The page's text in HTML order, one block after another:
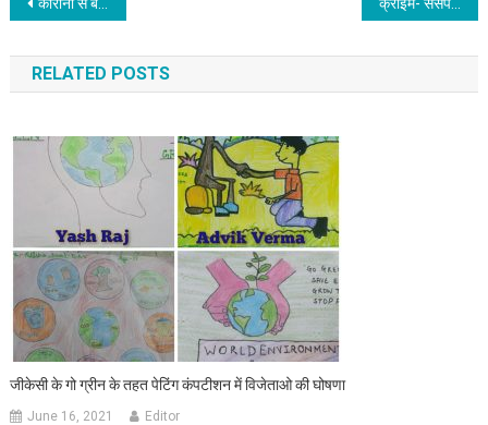
RELATED POSTS
जीकेसी के गो ग्रीन के तहत पेटिंग कंपटीशन में विजेताओ की घोषणा
June 16, 2021 Editor